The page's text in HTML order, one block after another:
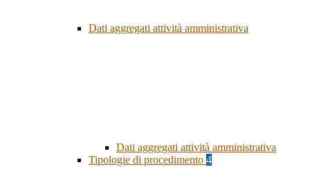
Dati aggregati attività amministrativa
Dati aggregati attività amministrativa
Tipologie di procedimento 4